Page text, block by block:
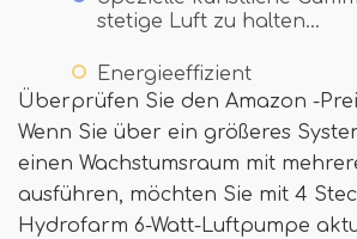
stetige Luft zu halten…
Energieeffizient
Überprüfen Sie den Amazon -
Wenn Sie über ein größeres
einen Wachstumsraum mit
ausführen, möchten Sie mit 4
Hydrofarm 6-Watt-Luftpumpe